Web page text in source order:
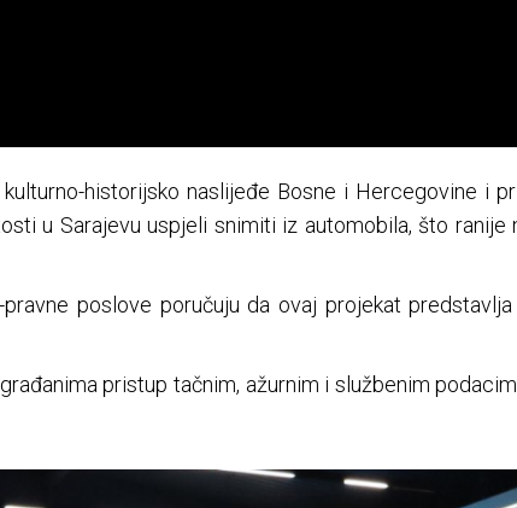
historijsko naslijeđe Bosne i Hercegovine i
u Sarajevu uspjeli snimiti iz automobila, što ranije
poslove poručuju da ovaj projekat
pristup tačnim, ažurnim i službenim